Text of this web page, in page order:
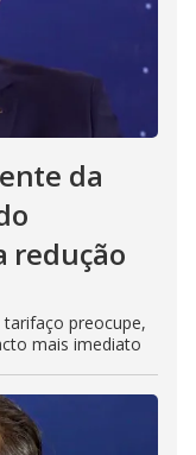
da
redução
preocupe,
mais imediato